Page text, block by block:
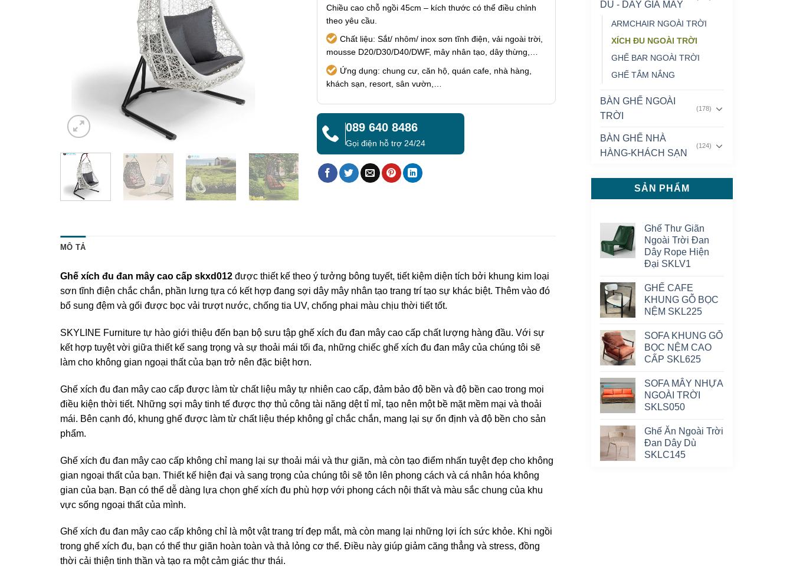
DÙ - DÂY GIẢ MÂY
ARMCHAIR NGOÀI TRỜI
XÍCH ĐU NGOÀI TRỜI
GHẾ BAR NGOÀI TRỜI
GHẾ TẮM NẮNG
BÀN GHẾ NGOÀI
TRỜI
(178)
BÀN GHẾ NHÀ
HÀNG-KHÁCH SẠN
(124)
SẢN PHẨM
Ghế Thư Giãn
Ngoài Trời Đan
Dây Rope Hiện
Đại SKLV1
GHẾ CAFE
KHUNG GỖ BỌC
NỆM SKL225
SOFA KHUNG GỖ
BỌC NỆM CAO
CẤP SKL625
SOFA MÂY NHỰA
NGOÀI TRỜI
SKLS050
Ghế Ăn Ngoài Trời
Đan Dây Dù
SKLC145
Chiều cao chỗ ngồi 45cm – kích thước có thể điều chỉnh
theo yêu cầu.
Chất liệu: Sắt/ nhôm/ inox sơn tĩnh điện, vải ngoài trời,
mousse D20/D30/D40/DWF, mây nhân tạo, dây thừng,…
Ứng dụng: chung cư, căn hộ, quán cafe, nhà hàng,
khách sạn, resort, sân vườn,…
089 640 8486
Gọi điện hỗ trợ 24/24
MÔ TẢ
Ghế xích đu đan mây cao cấp skxd012 được thiết kế theo ý tưởng bông tuyết, tiết kiệm diện tích bởi khung kim loại
sơn tĩnh điện chắc chắn, phần lưng tựa có kết hợp đang sợi dây mây nhân tạo trang trí tạo sự khác biệt. Thêm vào đó
bổ sung đệm và gối được bọc vải trượt nước, chống tia UV, chống phai màu chịu thời tiết tốt.
SKYLINE Furniture tự hào giới thiệu đến bạn bộ sưu tập ghế xích đu đan mây cao cấp chất lượng hàng đầu. Với sự
kết hợp tuyệt vời giữa thiết kế sang trọng và sự thoải mái tối đa, những chiếc ghế xích đu đan mây của chúng tôi sẽ
làm cho không gian ngoại thất của bạn trở nên đặc biệt hơn.
Ghế xích đu đan mây cao cấp được làm từ chất liệu mây tự nhiên cao cấp, đảm bảo độ bền và độ bền cao trong mọi
điều kiện thời tiết. Những sợi mây tinh tế được thợ thủ công tài năng dệt tỉ mỉ, tạo nên một bề mặt mềm mại và thoải
mái. Bên cạnh đó, khung ghế được làm từ chất liệu thép không gỉ chắc chắn, mang lại sự ổn định và độ bền cho sản
phẩm.
Ghế xích đu đan mây cao cấp không chỉ mang lại sự thoải mái và thư giãn, mà còn tạo điểm nhấn tuyệt đẹp cho không
gian ngoại thất của bạn. Thiết kế hiện đại và sang trọng của chúng tôi sẽ tôn lên phong cách và cá nhân hóa không
gian của bạn. Bạn có thể dễ dàng lựa chọn ghế xích đu phù hợp với phong cách nội thất và màu sắc chung của khu
vực sống ngoại thất của mình.
Ghế xích đu đan mây cao cấp không chỉ là một vật trang trí đẹp mắt, mà còn mang lại những lợi ích sức khỏe. Khi ngồi
trong ghế xích đu, bạn có thể thư giãn hoàn toàn và thả lỏng cơ thể. Điều này giúp giảm căng thẳng và stress, đồng
thời cải thiện tinh thần và tạo ra một cảm giác thư thái.